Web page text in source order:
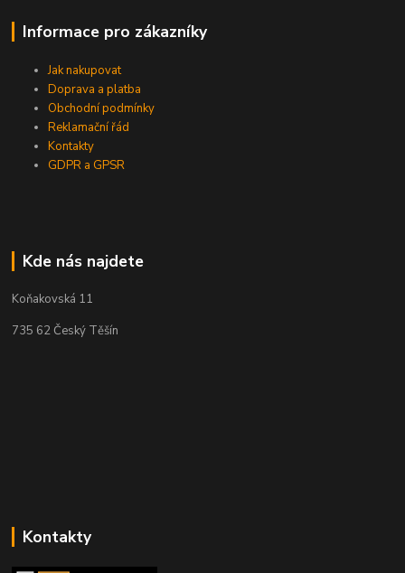
Informace pro zákazníky
Jak nakupovat
Doprava a platba
Obchodní podmínky
Reklamační řád
Kontakty
GDPR a GPSR
Kde nás najdete
Koňakovská 11
735 62 Český Těšín
Kontakty